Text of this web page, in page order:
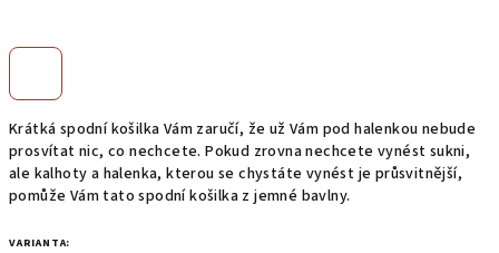
Krátká spodní košilka Vám zaručí, že už Vám pod halenkou nebude
prosvítat nic, co nechcete. Pokud zrovna nechcete vynést sukni,
ale kalhoty a halenka, kterou se chystáte vynést je průsvitnější,
pomůže Vám tato spodní košilka z jemné bavlny.
VARIANTA: